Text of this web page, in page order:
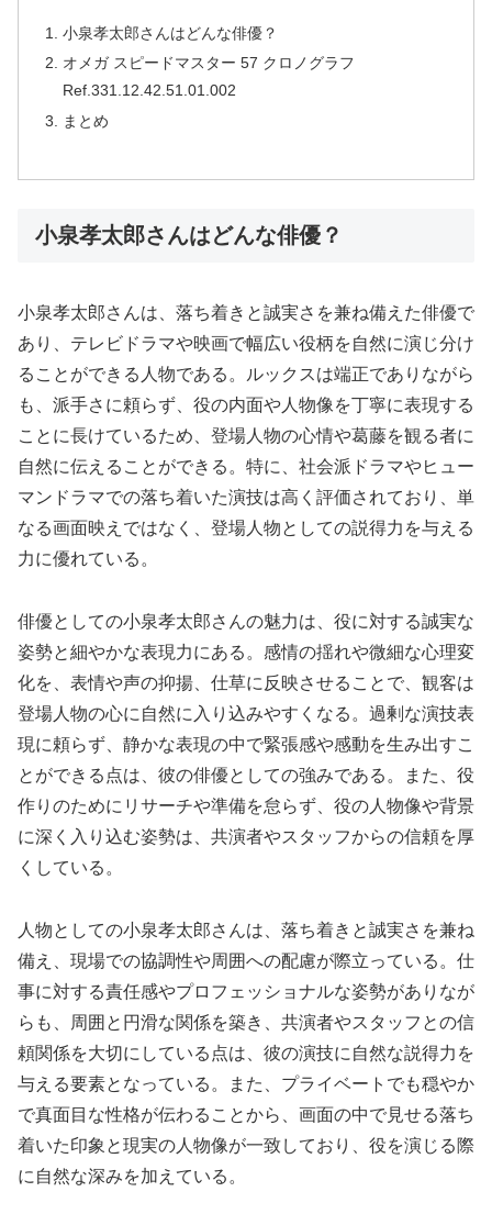
小泉孝太郎さんはどんな俳優？
オメガ スピードマスター 57 クロノグラフ
Ref.331.12.42.51.01.002
まとめ
小泉孝太郎さんはどんな俳優？
小泉孝太郎さんは、落ち着きと誠実さを兼ね備えた俳優で
あり、テレビドラマや映画で幅広い役柄を自然に演じ分け
ることができる人物である。ルックスは端正でありながら
も、派手さに頼らず、役の内面や人物像を丁寧に表現する
ことに長けているため、登場人物の心情や葛藤を観る者に
自然に伝えることができる。特に、社会派ドラマやヒュー
マンドラマでの落ち着いた演技は高く評価されており、単
なる画面映えではなく、登場人物としての説得力を与える
力に優れている。
俳優としての小泉孝太郎さんの魅力は、役に対する誠実な
姿勢と細やかな表現力にある。感情の揺れや微細な心理変
化を、表情や声の抑揚、仕草に反映させることで、観客は
登場人物の心に自然に入り込みやすくなる。過剰な演技表
現に頼らず、静かな表現の中で緊張感や感動を生み出すこ
とができる点は、彼の俳優としての強みである。また、役
作りのためにリサーチや準備を怠らず、役の人物像や背景
に深く入り込む姿勢は、共演者やスタッフからの信頼を厚
くしている。
人物としての小泉孝太郎さんは、落ち着きと誠実さを兼ね
備え、現場での協調性や周囲への配慮が際立っている。仕
事に対する責任感やプロフェッショナルな姿勢がありなが
らも、周囲と円滑な関係を築き、共演者やスタッフとの信
頼関係を大切にしている点は、彼の演技に自然な説得力を
与える要素となっている。また、プライベートでも穏やか
で真面目な性格が伝わることから、画面の中で見せる落ち
着いた印象と現実の人物像が一致しており、役を演じる際
に自然な深みを加えている。